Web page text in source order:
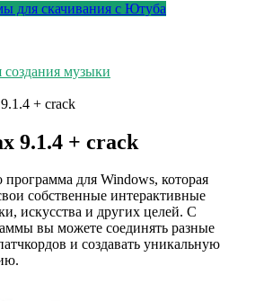
для скачивания с Ютуба
музыки
+ crack
9.1.4 + crack
для Windows, которая
собственные интерактивные
искусства и других целей. С
вы можете соединять разные
и создавать уникальную